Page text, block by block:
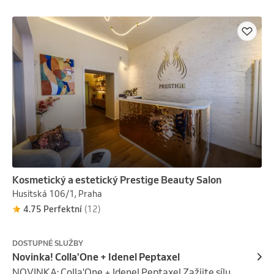
Hlavní výhody:
	1.	Redukce nedokonalostí a odstranění skvrn po
akné.
tónu pleti.
	3.	Zúžení pórů a snížení mastnoty pokožky.
	4.	Hydratace a zlepšení elasticity.
Kosmetický a estetický Prestige Beauty Salon
Husitská 106/1, Praha
4.75 Perfektní (12)
DOSTUPNÉ SLUŽBY
Novinka! Colla'One + Idenel Peptaxel